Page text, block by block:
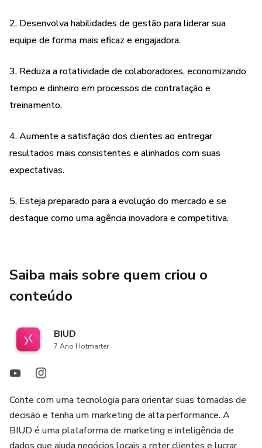
2. Desenvolva habilidades de gestão para liderar sua
equipe de forma mais eficaz e engajadora.
3. Reduza a rotatividade de colaboradores, economizando
tempo e dinheiro em processos de contratação e
treinamento.
4. Aumente a satisfação dos clientes ao entregar
resultados mais consistentes e alinhados com suas
expectativas.
5. Esteja preparado para a evolução do mercado e se
destaque como uma agência inovadora e competitiva.
Saiba mais sobre quem criou o
conteúdo
BIUD
7 Ano Hotmarter
Conte com uma tecnologia para orientar suas tomadas de
decisão e tenha um marketing de alta performance. A
BIUD é uma plataforma de marketing e inteligência de